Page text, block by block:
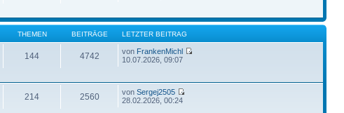
THEMEN BEITRÄGE LETZTER BEITRAG
144 4742 von FrankenMichl
10.07.2026, 09:07
214 2560 vonSergej2505
28.02.2026, 00:24